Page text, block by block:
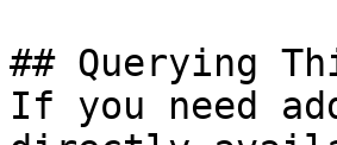
## Querying
If you need